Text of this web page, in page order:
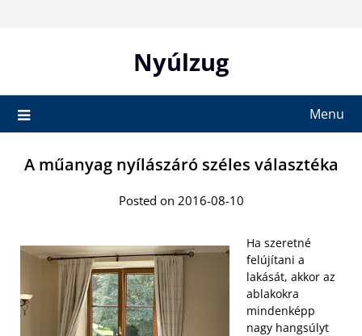
Nyúlzug
Menu
A műanyag nyílászáró széles választéka
Posted on 2016-08-10
Ha szeretné
felújítani a
lakását, akkor az
ablakokra
mindenképp
nagy hangsúlyt